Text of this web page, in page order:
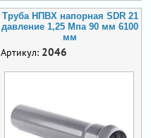
Труба НПВХ напорная SDR 21
давление 1,25 Мпа 90 мм 6100
мм
Артикул: 2046